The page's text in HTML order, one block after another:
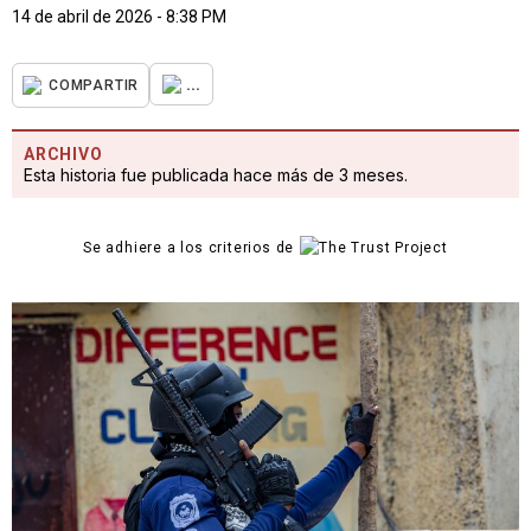
14 de abril de 2026 - 8:38 PM
COMPARTIR ...
ARCHIVO
Esta historia fue publicada hace más de 3 meses.
Se adhiere a los criterios de